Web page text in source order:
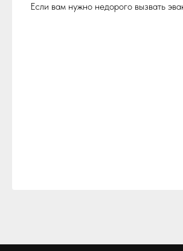
Если вам нужно недорого вызвать